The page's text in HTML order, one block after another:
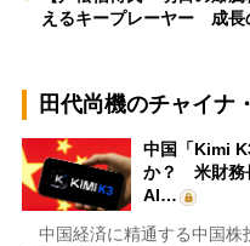
えるキープレーヤー 成
田代尚機のチャイナ
中国「Kimi
か？ 米財務
AI…
中国経済に精通する中国株